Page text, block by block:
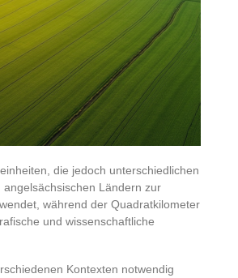
die jedoch unterschiedlichen
Ländern zur
während der Quadratkilometer
und wissenschaftliche
Kontexten notwendig